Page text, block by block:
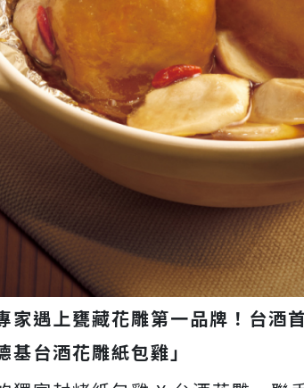
家遇上甕藏花雕第一品牌！台酒
基台酒花雕紙包雞」